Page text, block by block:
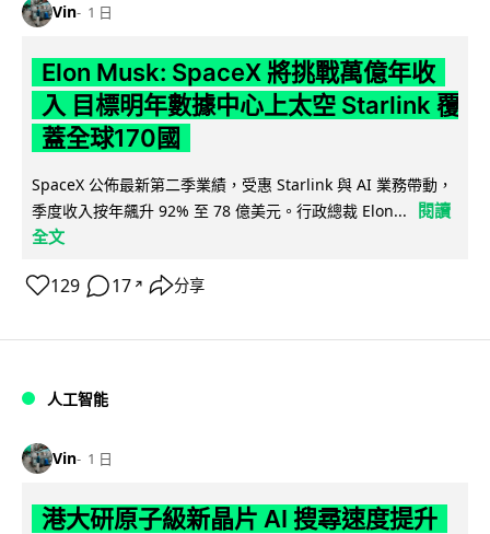
Vin 1 日
Elon Musk: SpaceX 將挑戰萬億年收
入 目標明年數據中心上太空 Starlink 覆
蓋全球170國
SpaceX 公佈最新第二季業績，受惠 Starlink 與 AI 業務帶動，
季度收入按年飆升 92% 至 78 億美元。行政總裁 Elon...
閱讀
全文
129 17 ↗ 分享
人工智能
Vin 1 日
港大研原子級新晶片 AI 搜尋速度提升